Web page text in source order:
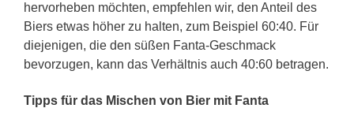
hervorheben möchten, empfehlen wir, den Anteil des
Biers etwas höher zu halten, zum Beispiel 60:40. Für
diejenigen, die den süßen Fanta-Geschmack
bevorzugen, kann das Verhältnis auch 40:60 betragen.
Tipps für das Mischen von Bier mit Fanta